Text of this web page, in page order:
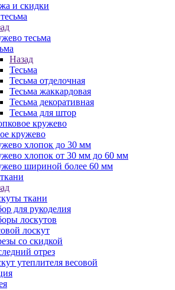
и скидки
тесьма
Назад
Тесьма
Тесьма отделочная
Тесьма жаккардовая
Тесьма декоративная
Тесьма для штор
кружево
кружево
хлопок до 30 мм
хлопок от 30 мм до 60 мм
шириной более 60 мм
ткани
для рукоделия
лоскутов
лоскут
со скидкой
отрез
утеплителя весовой